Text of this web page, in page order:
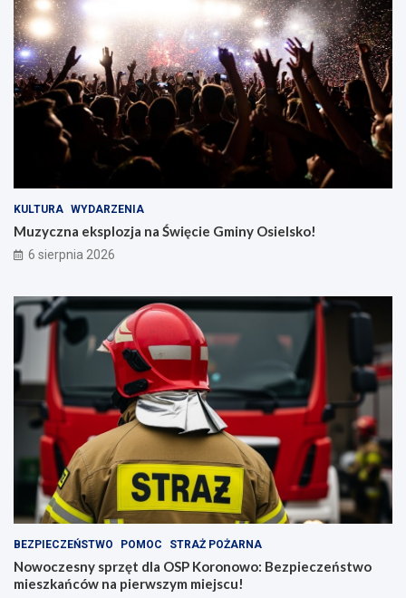
KULTURA WYDARZENIA
Muzyczna eksplozja na Święcie Gminy Osielsko!
6 sierpnia 2026
BEZPIECZEŃSTWO POMOC STRAŻ POŻARNA
Nowoczesny sprzęt dla OSP Koronowo: Bezpieczeństwo
mieszkańców na pierwszym miejscu!